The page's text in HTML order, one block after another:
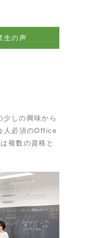
生の声
しの興味から
人必須のOffice
複数の資格と